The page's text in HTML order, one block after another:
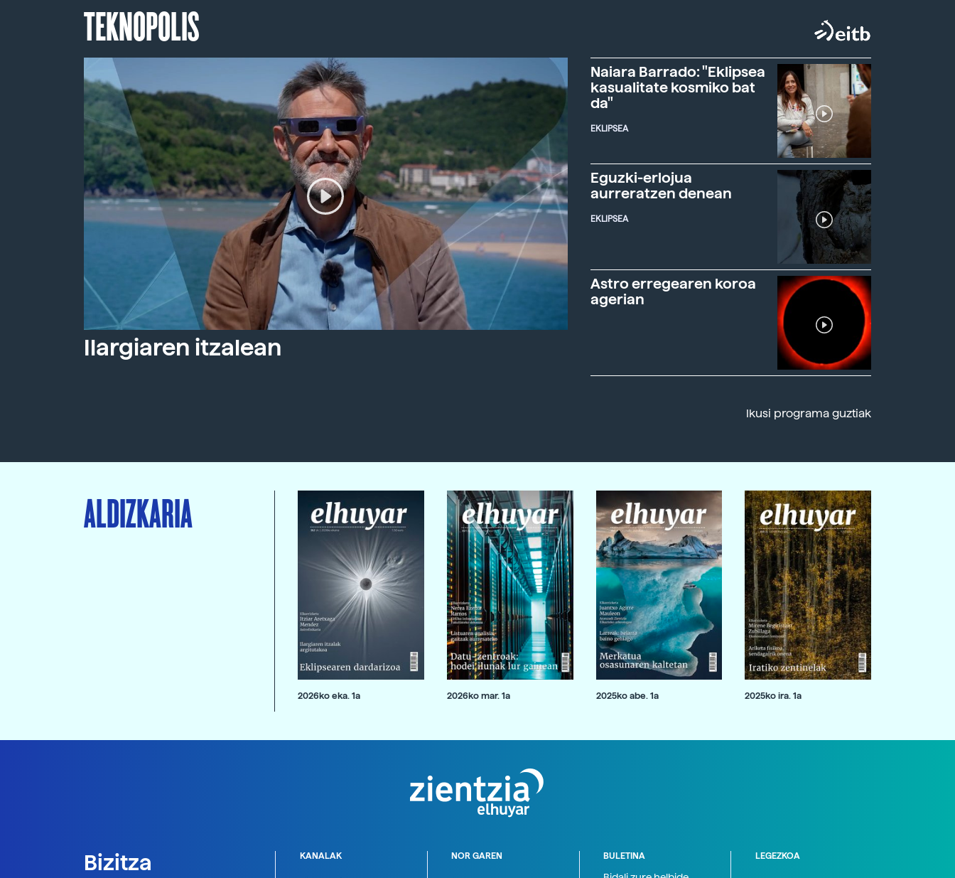
TEKNOPOLIS
Ilargiaren itzalean
Naiara Barrado: "Eklipsea
kasualitate kosmiko bat
da"
EKLIPSEA
Eguzki-erlojua
aurreratzen denean
EKLIPSEA
Astro erregearen koroa
agerian
Ikusi programa guztiak
ALDIZKARIA
2026ko eka. 1a 2026ko mar. 1a 2025ko abe. 1a 2025ko ira. 1a
Bizitza
KANALAK NOR GAREN BULETINA LEGEZKOA